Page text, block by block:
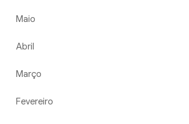
Maio
Abril
Março
Fevereiro